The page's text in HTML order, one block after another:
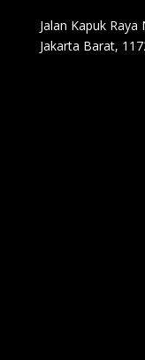
Jalan Kapuk
Jakarta Barat,